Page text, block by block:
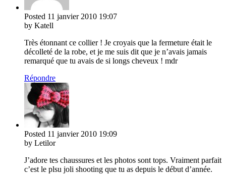
Posted 11 janvier 2010 19:07
by Katell
Très étonnant ce collier ! Je croyais que la fermeture était le
décolleté de la robe, et je me suis dit que je n’avais jamais
remarqué que tu avais de si longs cheveux ! mdr
Répondre
Posted 11 janvier 2010 19:09
by Letilor
J’adore tes chaussures et les photos sont tops. Vraiment parfait
c’est le plsu joli shooting que tu as depuis le début d’année.